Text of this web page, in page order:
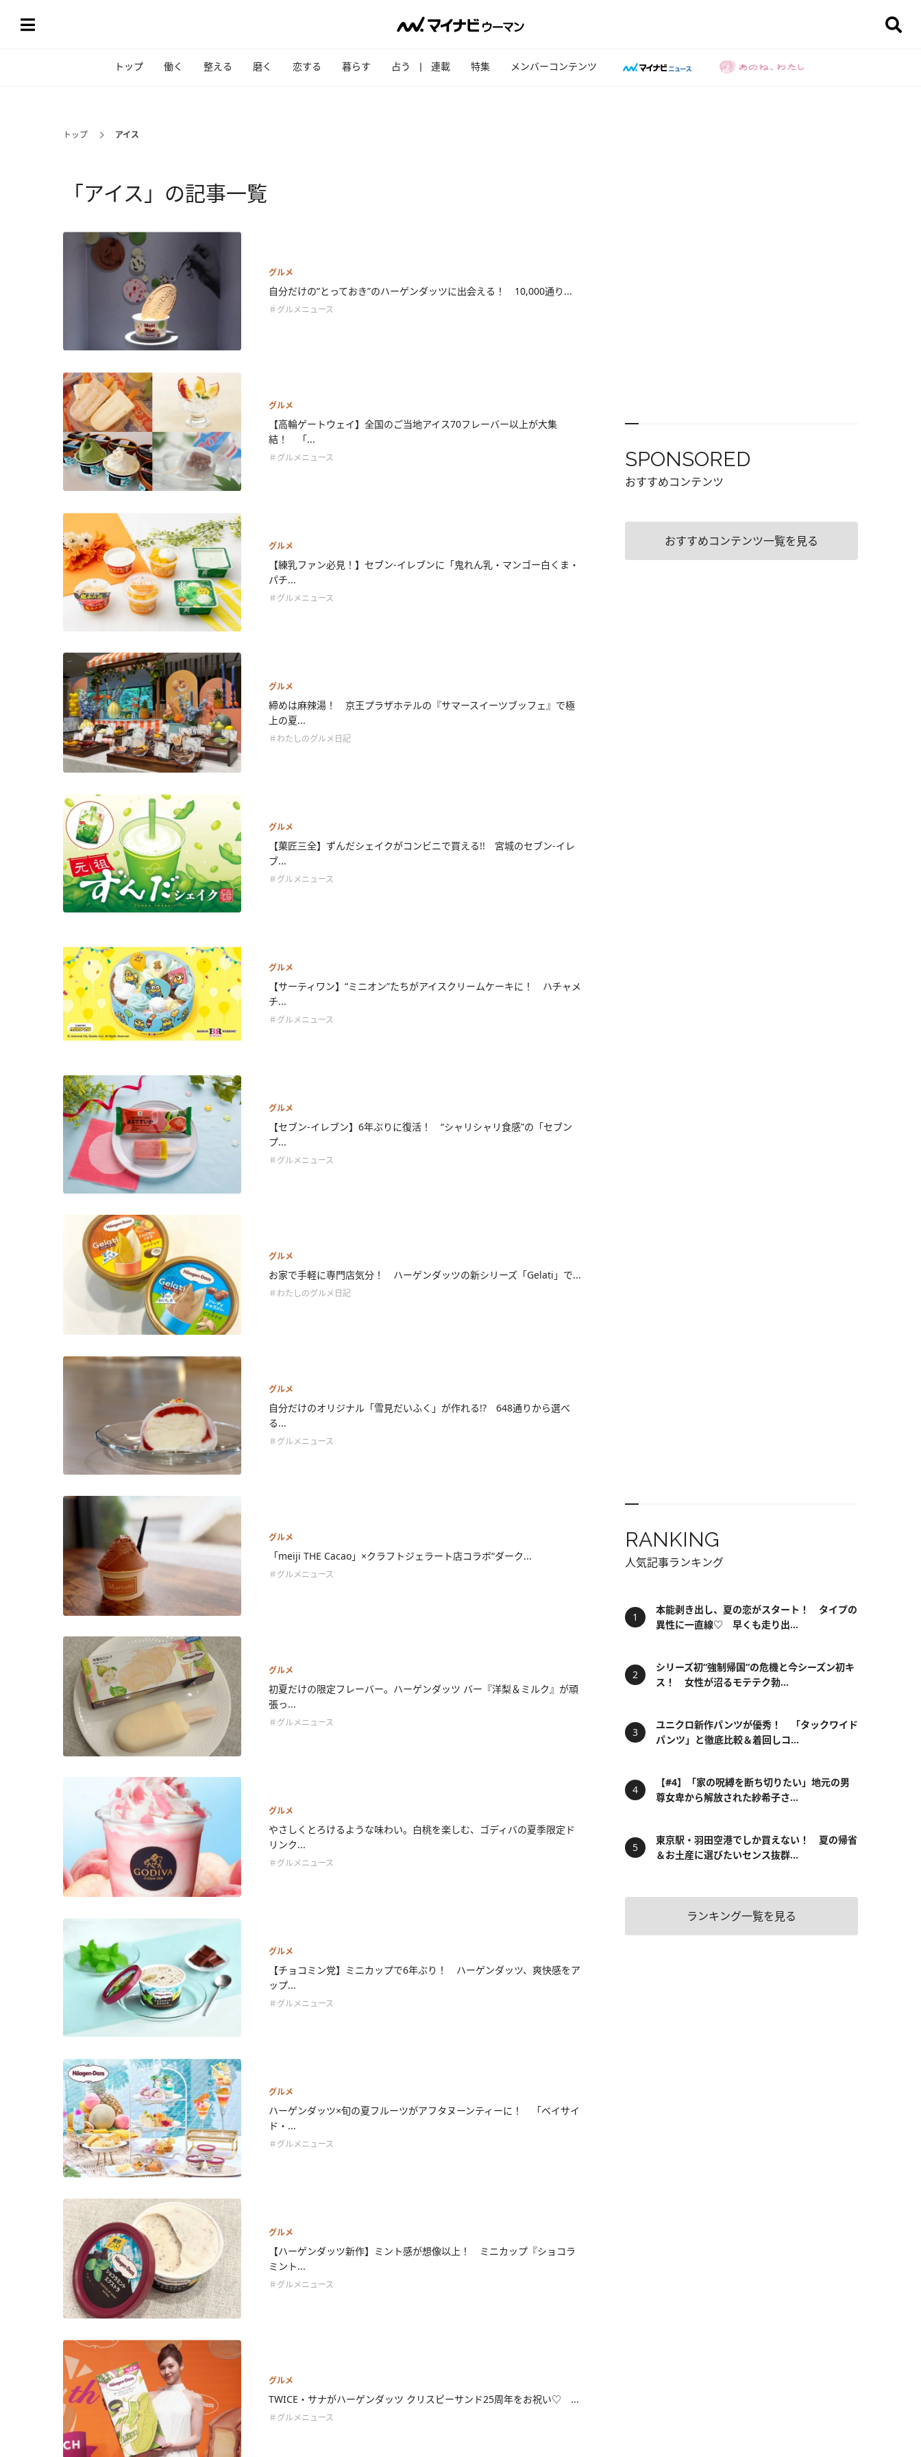
トップ 働く 整える 磨く 恋する 暮らす 占う 連載 特集 メンバーコンテンツ
トップ アイス
「アイス」の記事一覧
グルメ
自分だけの”とっておき”のハーゲンダッツに出会える！ 10,000通り...
＃グルメニュース
グルメ
【高輪ゲートウェイ】全国のご当地アイス70フレーバー以上が大集
結！ 「...
＃グルメニュース
グルメ
【練乳ファン必見！】セブン‐イレブンに「鬼れん乳・マンゴー白くま・
パチ...
＃グルメニュース
グルメ
締めは麻辣湯！ 京王プラザホテルの『サマースイーツブッフェ』で極
上の夏...
＃わたしのグルメ日記
グルメ
【菓匠三全】ずんだシェイクがコンビニで買える!! 宮城のセブン-イレ
ブ...
＃グルメニュース
グルメ
【サーティワン】“ミニオン”たちがアイスクリームケーキに！ ハチャメ
チ...
＃グルメニュース
グルメ
【セブン‐イレブン】6年ぶりに復活！ “シャリシャリ食感”の「セブン
プ...
＃グルメニュース
グルメ
お家で手軽に専門店気分！ ハーゲンダッツの新シリーズ「Gelati」で...
＃わたしのグルメ日記
グルメ
自分だけのオリジナル「雪見だいふく」が作れる!? 648通りから選べ
る...
＃グルメニュース
グルメ
「meiji THE Cacao」×クラフトジェラート店コラボ“ダーク...
＃グルメニュース
グルメ
初夏だけの限定フレーバー。ハーゲンダッツ バー『洋梨＆ミルク』が頑
張っ...
＃グルメニュース
グルメ
やさしくとろけるような味わい。白桃を楽しむ、ゴディバの夏季限定ド
リンク...
＃グルメニュース
グルメ
【チョコミン党】ミニカップで6年ぶり！ ハーゲンダッツ、爽快感をア
ップ...
＃グルメニュース
グルメ
ハーゲンダッツ×旬の夏フルーツがアフタヌーンティーに！ 「ベイサイ
ド・...
＃グルメニュース
グルメ
【ハーゲンダッツ新作】ミント感が想像以上！ ミニカップ『ショコラ
ミント...
＃グルメニュース
グルメ
TWICE・サナがハーゲンダッツ クリスピーサンド25周年をお祝い♡ ...
＃グルメニュース
SPONSORED
おすすめコンテンツ
おすすめコンテンツ一覧を見る
RANKING
人気記事ランキング
本能剥き出し、夏の恋がスタート！ タイプの
異性に一直線♡ 早くも走り出...
シリーズ初“強制帰国”の危機と今シーズン初キ
ス！ 女性が沼るモテテク勃...
ユニクロ新作パンツが優秀！ 「タックワイド
パンツ」と徹底比較＆着回しコ...
【#4】「家の呪縛を断ち切りたい」地元の男
尊女卑から解放された紗希子さ...
東京駅・羽田空港でしか買えない！ 夏の帰省
＆お土産に選びたいセンス抜群...
ランキング一覧を見る